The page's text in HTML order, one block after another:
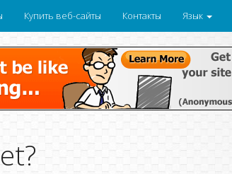
Купить веб-сайты Контакты Язык